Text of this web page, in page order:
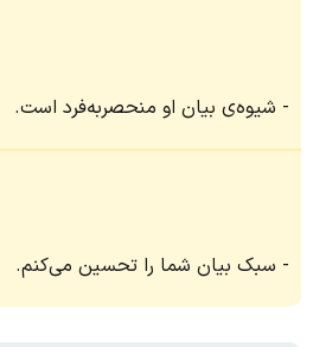
شیوه‌ی بیان او منحصر‌به‌فرد است.
سبک بیان شما را تحسین می‌کنم.